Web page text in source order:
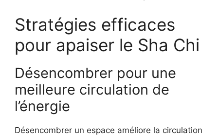
Stratégies efficaces
pour apaiser le Sha Chi
Désencombrer pour une
meilleure circulation de
l’énergie
Désencombrer un espace améliore la circulation